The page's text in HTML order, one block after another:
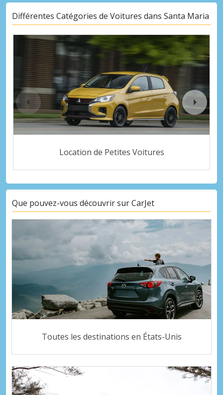
Différentes Catégories de Voitures dans Santa Maria
Location de Petites Voitures
Que pouvez-vous découvrir sur CarJet
Toutes les destinations en États-Unis